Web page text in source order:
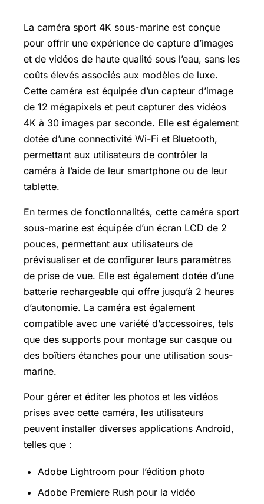
La caméra sport 4K sous-marine est conçue
pour offrir une expérience de capture d’images
et de vidéos de haute qualité sous l’eau, sans les
coûts élevés associés aux modèles de luxe.
Cette caméra est équipée d’un capteur d’image
de 12 mégapixels et peut capturer des vidéos
4K à 30 images par seconde. Elle est également
dotée d’une connectivité Wi-Fi et Bluetooth,
permettant aux utilisateurs de contrôler la
caméra à l’aide de leur smartphone ou de leur
tablette.
En termes de fonctionnalités, cette caméra sport
sous-marine est équipée d’un écran LCD de 2
pouces, permettant aux utilisateurs de
prévisualiser et de configurer leurs paramètres
de prise de vue. Elle est également dotée d’une
batterie rechargeable qui offre jusqu’à 2 heures
d’autonomie. La caméra est également
compatible avec une variété d’accessoires, tels
que des supports pour montage sur casque ou
des boîtiers étanches pour une utilisation sous-
marine.
Pour gérer et éditer les photos et les vidéos
prises avec cette caméra, les utilisateurs
peuvent installer diverses applications Android,
telles que :
Adobe Lightroom pour l’édition photo
Adobe Premiere Rush pour la vidéo